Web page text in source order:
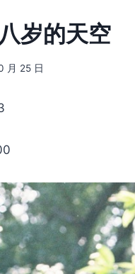
岁的天空
月 25 日